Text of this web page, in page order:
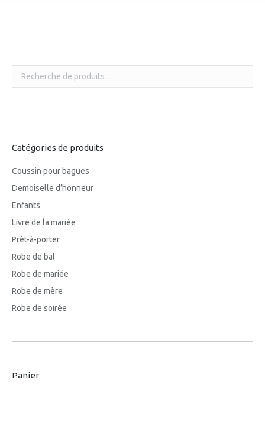
Catégories de produits
Coussin pour bagues
Demoiselle d’honneur
Enfants
Livre de la mariée
Prêt-à-porter
Robe de bal
Robe de mariée
Robe de mère
Robe de soirée
Panier